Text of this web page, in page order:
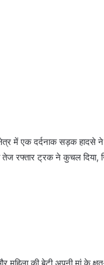
में एक दर्दनाक सड़क हादसे
रफ्तार ट्रक ने कुचल दिया,